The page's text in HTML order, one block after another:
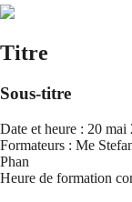
Titre
Sous-titre
Date et heure : 20 mai
Formateurs : Me
Phan
Heure de formation